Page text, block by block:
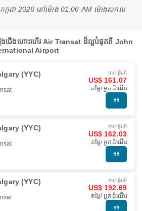
ក្កដា 2026 នៅ​ម៉ោង 01:06 AM ម៉ោង​សកល
ងជើងហោះហើរ Air Transat ដ៏ល្អបំផុតពី John
Airport
(YYC) ចាប់ផ្ដើមពី
US$ 161.07
តម្លៃ/ អ្នកដំណើរ
កក់
(YYC) ចាប់ផ្ដើមពី
US$ 162.03
តម្លៃ/ អ្នកដំណើរ
កក់
(YYC) ចាប់ផ្ដើមពី
US$ 192.69
តម្លៃ/ អ្នកដំណើរ
កក់